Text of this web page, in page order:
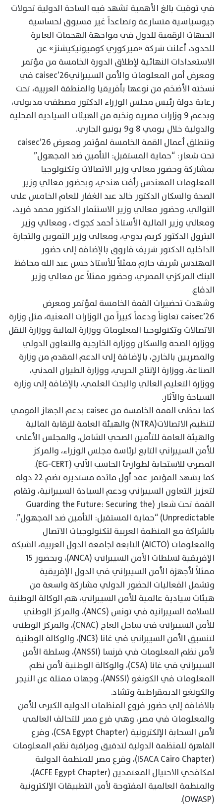
في توقيت بالغ الأهمية تشهد فيه الساحة الدولية تحولات
جيوسياسية متسارعة وتصاعداً غير مسبوق لحساسية
الجبهات الرقمية للدول في مواجهة الهجمات العابرة
للحدود، أعلنت شركة «ميركوري كوميونيكيشنز» عن
الاستعدادات النهائية لإطلاق الدورة الخامسة من مؤتمر
ومعرض أمن المعلومات والأمن السيبرانيcaisec’26 في
نسخته الأضخم من نوعها بأفريقيا والمنطقة العربية، تحت
رعاية دولة رئيس مجلس الوزراء الدكتور مصطفى مدبولي،
وبدعم 9 وزارات مصرية ونخبة من الهيئات السيادية المحلية
والدولية خلال يومي 8 و9 يونيو الجاري.
وتنطلق أعمال القمة الخامسة لمؤتمر ومعرض caisec’26
تحت شعار: “حماية المستقبل: التأمين ضد المجهول”
بمشاركة وحضور معالي وزير الاتصالات وتكنولوجيا
المعلومات المهندس رأفت هندي، وبحضور معالي وزير
الصحة والسكان الدكتور خالد عبد الغفار للعام الخامس على
التوالي، وحضور معالي وزير الاستثمار الدكتور محمد فريد،
ومعالي وزير المالية الأستاذ أحمد كجوك ، ومعالي وزير
البترول الدكتور كريم بدوي، ومعالى وزير التموين والتجارة
الداخلية الدكتور شريف فاروق بالإضافة إلى حضور
المهندس شريف حازم ممثلاً للأستاذ حسن عبد الله محافظ
البنك المركزي المصري، وحضور ممثلاً عن معالي وزير
الدفاع.
وشهدت تحضيرات القمة الخامسة لمؤتمر ومعرض
caisec’26 تعاوناً ودعماً كبيراً من الوزارات المعنية، مثل وزارة
الاتصالات وتكنولوجيا المعلومات ووزارة المالية ووزارة النقل
ووزارة الصحة والسكان ووزارة الخارجية والتعاون الدولي
والمصريين بالخارج، بالإضافة إلى الدعم المقدم من وزارة
الصناعة، ووزارة الإنتاج الحربي، ووزارة الطيران المدني،
ووزارة التعليم العالي والبحث العلمي، بالإضافة إلى وزارة
السياحة والآثار.
كما تحظى القمة الخامسة من caisec بدعم الجهاز القومي
لتنظيم الاتصالات(NTRA) والهيئة العامة للرقابة المالية
والهيئة العامة للتأمين الصحي الشامل، والمجلس الأعلى
للأمن السيبراني التابع لرئاسة مجلس الوزراء، والمركز
المصري للاستجابة لطوارئ الحاسب الآلي (EG-CERT).
كما يشهد المؤتمر عقد أول مائدة مستديرة تضم 22 دولة
لتعزيز التعاون السيبراني ودعم السيادة السيبرانية، وتقام
القمة تحت شعار (Guarding the Future: Securing the
Unpredictable) “حماية المستقبل: التأمين ضد المجهول”.
بالشراكة مع المنظمة العربية لتكنولوجيات الاتصال
والمعلومات (AICTO) التابعة لجامعة الدول العربية، الشبكة
الإفريقية لسلطات الأمن السيبراني (ANCA)، وبحضور 15
ممثلاً لأجهزة الأمن السيبراني في الدول الإفريقية
وتشمل الفعاليات الحضور الدولي مشاركة واسعة من
هيئات سيادية عالمية للأمن السيبراني، هم الوكالة الوطنية
للسلامة السيبرانية في تونس (ANCS)، والمركز الوطني
للأمن السيبراني في ساحل العاج (CNAC)، والمركز الوطني
لتنسيق الأمن السيبراني في غانا (NC3)، والوكالة الوطنية
لأمن نظم المعلومات في فرنسا (ANSSI)، وسلطة الأمن
السيبراني في غانا (CSA)، والوكالة الوطنية لأمن نظم
المعلومات في الكونغو (ANSSI)، وجهات ممثلة عن النيجر
والكونغو الديمقراطية وتشاد.
بالاضافة إلي حضور فروع المنظمات الدولية الكبرى للأمن
والمعلومات في مصر، وهي فرع مصر للتحالف العالمي
لأمن السحابة الإلكترونية (CSA Egypt Chapter)، وفرع
القاهرة للمنظمة الدولية لتدقيق ومراقبة نظم المعلومات
(ISACA Cairo Chapter)، وفرع مصر للمنظمة الدولية
لمكافحي الاحتيال المعتمدين (ACFE Egypt Chapter)،
والمنظمة العالمية المفتوحة لأمن التطبيقات الإلكترونية
(OWASP).